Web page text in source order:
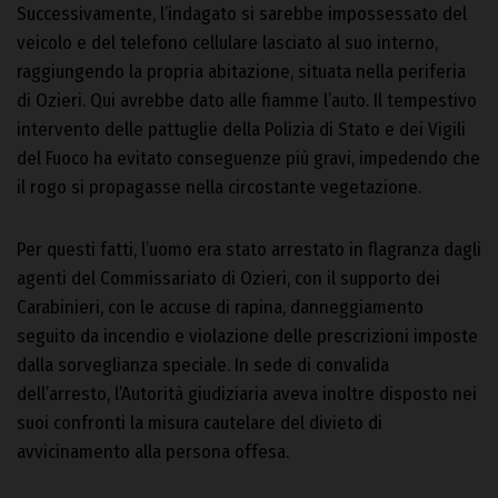
Successivamente, l’indagato si sarebbe impossessato del
veicolo e del telefono cellulare lasciato al suo interno,
raggiungendo la propria abitazione, situata nella periferia
di Ozieri. Qui avrebbe dato alle fiamme l’auto. Il tempestivo
intervento delle pattuglie della Polizia di Stato e dei Vigili
del Fuoco ha evitato conseguenze più gravi, impedendo che
il rogo si propagasse nella circostante vegetazione.
Per questi fatti, l’uomo era stato arrestato in flagranza dagli
agenti del Commissariato di Ozieri, con il supporto dei
Carabinieri, con le accuse di rapina, danneggiamento
seguito da incendio e violazione delle prescrizioni imposte
dalla sorveglianza speciale. In sede di convalida
dell’arresto, l’Autorità giudiziaria aveva inoltre disposto nei
suoi confronti la misura cautelare del divieto di
avvicinamento alla persona offesa.